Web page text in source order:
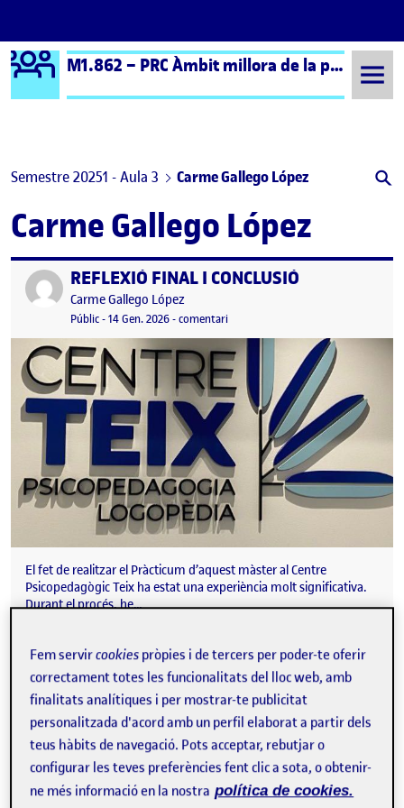
Saltar al contingut
Logo Ágora M1.862 – PRC Àmbit millora de la pràctica educativa (formal) – Aula 3
Semestre 20251 - Aula 3 Carme Gallego López
Carme Gallego López
Publicat perREFLEXIÓ FINAL I CONCLUSIÓ
Publicat per
Carme Gallego López
Visibilitat:
Públic-Data de publicació
14 Gen. 2026-comentariel REFLEXIÓ FINAL I CONCLUSIÓ
El fet de realitzar el Pràcticum d’aquest màster al Centre
Psicopedagògic Teix ha estat una experiència molt significativa.
Durant el procés, he…
Publicat per
Publicat per
Carme Gallego López
Visibilitat:
Públic-Data de publicació
13 Gen. 2026-comentariel RESULTATS GENERALS
Fem servircookies pròpies i de tercers per poder-te oferir
correctament totes les funcionalitats del lloc web, amb
finalitats analítiques i per mostrar-te publicitat
personalitzada d'acord amb un perfil elaborat a partir dels
teus hàbits de navegació. Pots acceptar, rebutjar o
configurar les teves preferències fent clic a sota, o obtenir-
ne més informació en la nostra política de cookies.